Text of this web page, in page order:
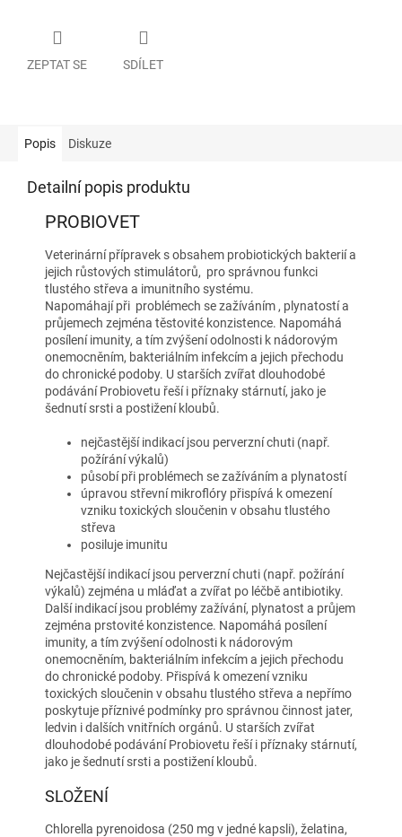
ZEPTAT SE SDÍLET
Popis Diskuze
Detailní popis produktu
PROBIOVET
Veterinární přípravek s obsahem probiotických bakterií a
jejich růstových stimulátorů, pro správnou funkci
tlustého střeva a imunitního systému.
Napomáhají při problémech se zažíváním , plynatostí a
průjemech zejména těstovité konzistence. Napomáhá
posílení imunity, a tím zvýšení odolnosti k nádorovým
onemocněním, bakteriálním infekcím a jejich přechodu
do chronické podoby. U starších zvířat dlouhodobé
podávání Probiovetu řeší i příznaky stárnutí, jako je
šednutí srsti a postižení kloubů.
nejčastější indikací jsou perverzní chuti (např.
požírání výkalů)
působí při problémech se zažíváním a plynatostí
úpravou střevní mikroflóry přispívá k omezení
vzniku toxických sloučenin v obsahu tlustého
střeva
posiluje imunitu
Nejčastější indikací jsou perverzní chuti (např. požírání
výkalů) zejména u mláďat a zvířat po léčbě antibiotiky.
Další indikací jsou problémy zažívání, plynatost a průjem
zejména prstovité konzistence. Napomáhá posílení
imunity, a tím zvýšení odolnosti k nádorovým
onemocněním, bakteriálním infekcím a jejich přechodu
do chronické podoby. Přispívá k omezení vzniku
toxických sloučenin v obsahu tlustého střeva a nepřímo
poskytuje příznivé podmínky pro správnou činnost jater,
ledvin i dalších vnitřních orgánů. U starších zvířat
dlouhodobé podávání Probiovetu řeší i příznaky stárnutí,
jako je šednutí srsti a postižení kloubů.
SLOŽENÍ
Chlorella pyrenoidosa (250 mg v jedné kapsli), želatina,